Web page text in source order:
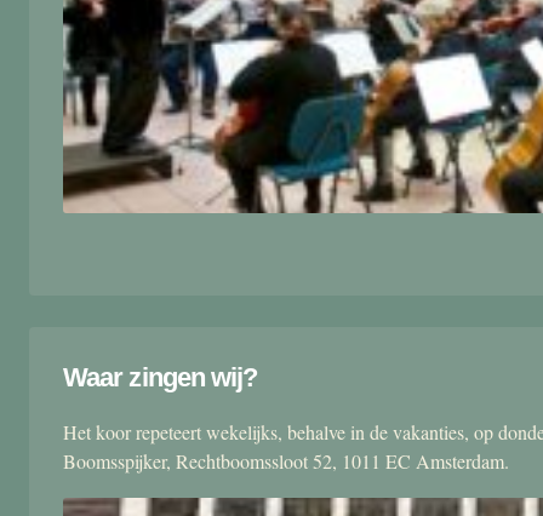
Waar zingen wij?
Het koor repeteert wekelijks, behalve in de vakanties, op
Boomsspijker, Rechtboomssloot 52, 1011 EC Amsterdam.